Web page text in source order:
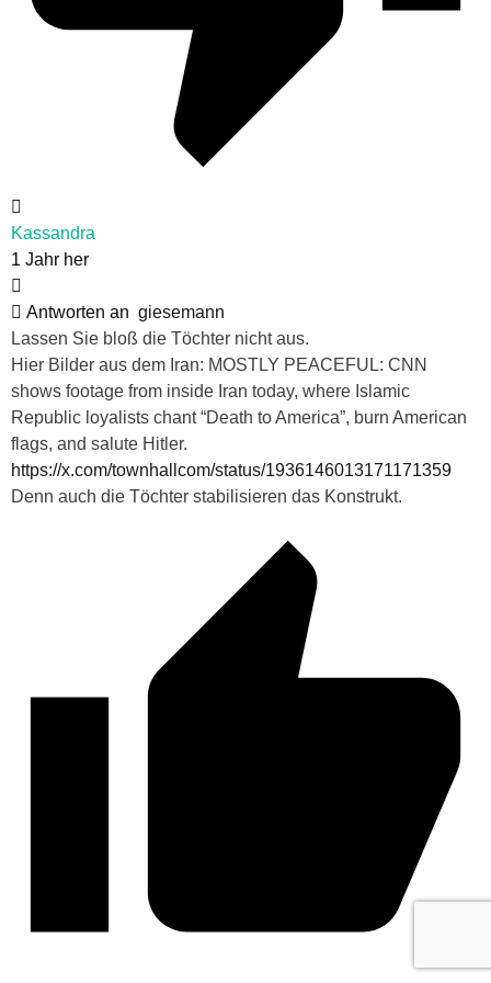
Kassandra
1 Jahr her
Antworten an giesemann
Lassen Sie bloß die Töchter nicht aus.
Hier Bilder aus dem Iran: MOSTLY PEACEFUL: CNN
shows footage from inside Iran today, where Islamic
Republic loyalists chant “Death to America”, burn American
flags, and salute Hitler.
https://x.com/townhallcom/status/1936146013171171359
Denn auch die Töchter stabilisieren das Konstrukt.